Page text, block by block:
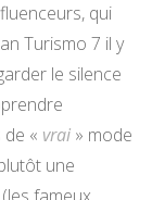
qui
Turismo 7 il y
le silence
« vrai » mode
une